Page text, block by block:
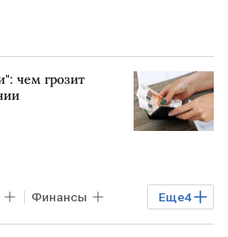
чем грозит
Еще4
Финансы
ФНС России